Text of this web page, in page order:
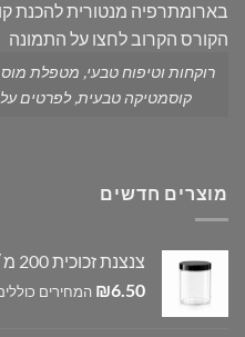
רוקחות וטיפוח טבעי, מטפלת
קוסמטיקה טבעית, לפרטים
מוצרים חדשים
צנצנת זכוכית 200 מ״ל שקופה כולל מכסה
₪6.50 המחירים